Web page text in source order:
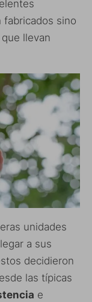
sino
llevan
unidades
a sus
decidieron
las típicas
e